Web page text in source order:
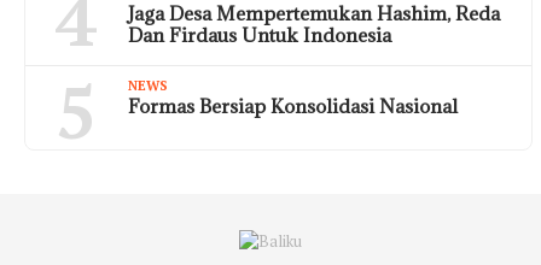
Jaga Desa Mempertemukan Hashim, Reda
Dan Firdaus Untuk Indonesia
5 NEWS
Formas Bersiap Konsolidasi Nasional